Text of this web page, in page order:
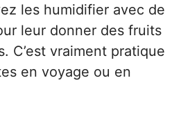
les humidifier avec de
leur donner des fruits
C’est vraiment pratique
en voyage ou en